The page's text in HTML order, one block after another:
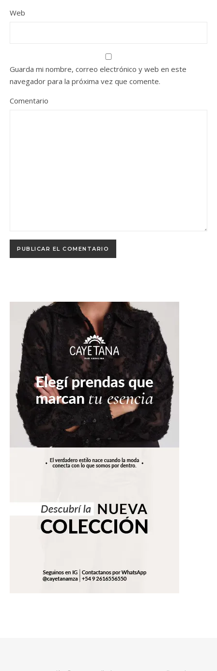
Web
Guarda mi nombre, correo electrónico y web en este
navegador para la próxima vez que comente.
Comentario